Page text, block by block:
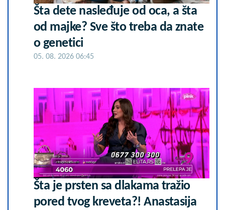
Šta dete nasleđuje od oca, a šta
od majke? Sve što treba da znate
o genetici
05. 08. 2026 06:45
Šta je prsten sa dlakama tražio
pored tvog kreveta?! Anastasija